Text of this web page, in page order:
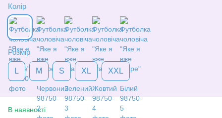
Колір
Розмір
L M S XL XXL
В наявності